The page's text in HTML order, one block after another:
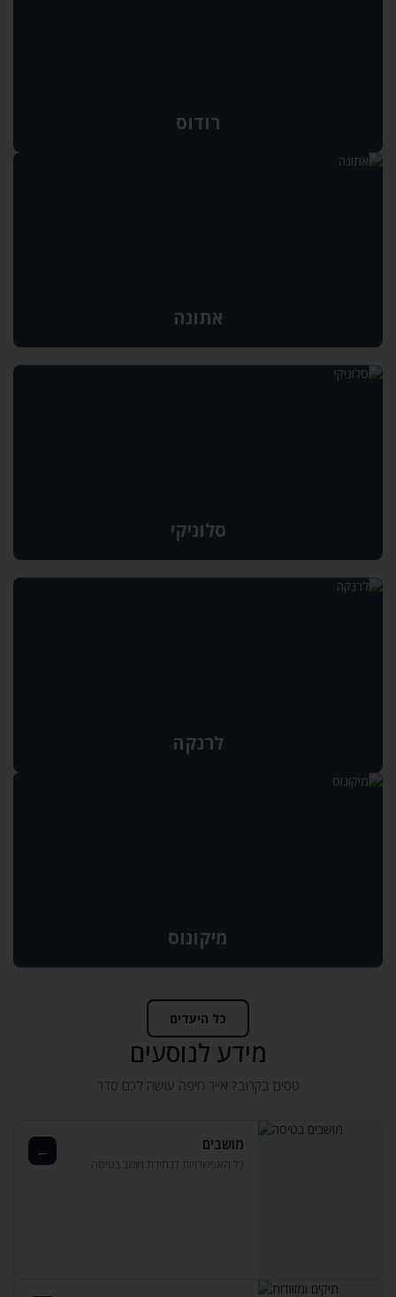
רודוס
אתונה
סלוניקי
לרנקה
מיקונוס
כל היעדים
מידע לנוסעים
טסים בקרוב? אייר חיפה עושה לכם סדר
מושבים
כל האפשרויות לבחירת מושב בטיסה
←